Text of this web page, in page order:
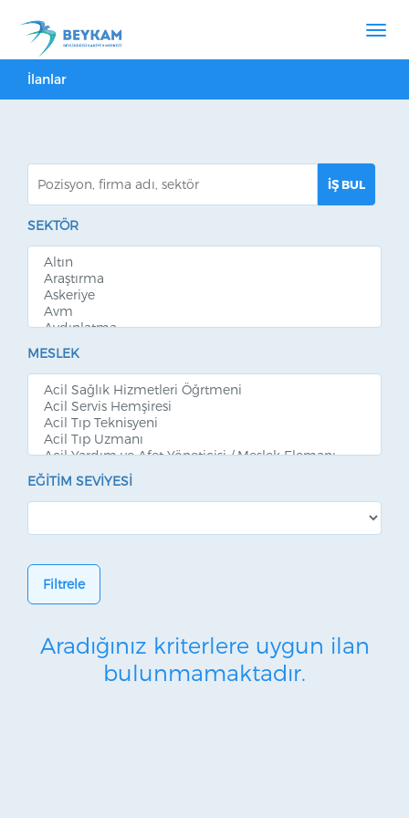
İlanlar
SEKTÖR
MESLEK
EĞITIM SEVIYESI
Filtrele
Aradığınız kriterlere uygun ilan
bulunmamaktadır.